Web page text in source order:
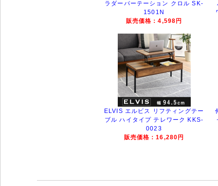
ラダーパーテーション クロル SK-
1501N
販売価格：4,598円
ELVIS エルビス リフティングテー
ブル ハイタイプ テレワーク KKS-
0023
販売価格：16,280円